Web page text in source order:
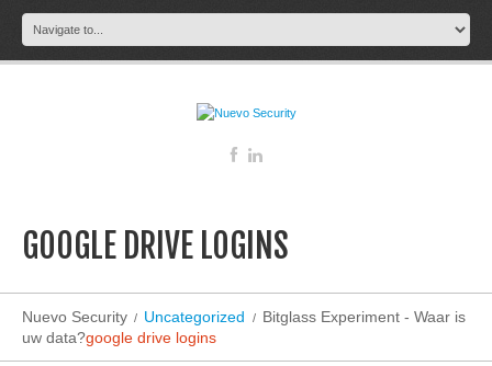
GOOGLE DRIVE LOGINS
Nuevo Security Uncategorized
Bitglass Experiment - Waar is
uw data?google drive logins